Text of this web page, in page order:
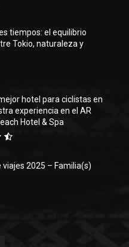
tiempos: el equilibrio
Tokio, naturaleza y
hotel para ciclistas en
experiencia en el AR
Hotel & Spa
viajes 2025 – Familia(s)